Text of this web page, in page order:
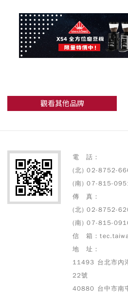
觀看其他品牌
電 話：
(北) 02-8752-
(南) 07-815-
傳 真：
(北) 02-8752-
(南) 07-815-
信 箱：
地 址：
11493 台北市內
22號
40880 台中市南